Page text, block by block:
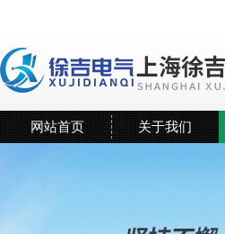
网站首页 关于我们